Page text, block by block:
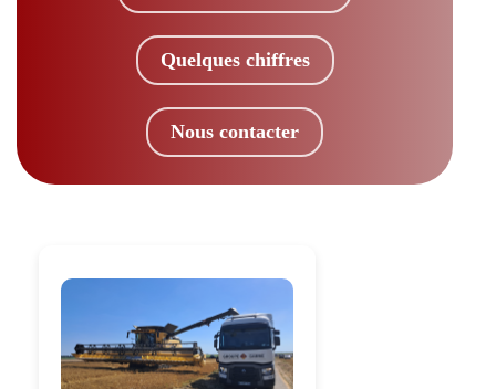
Quelques chiffres
Nous contacter